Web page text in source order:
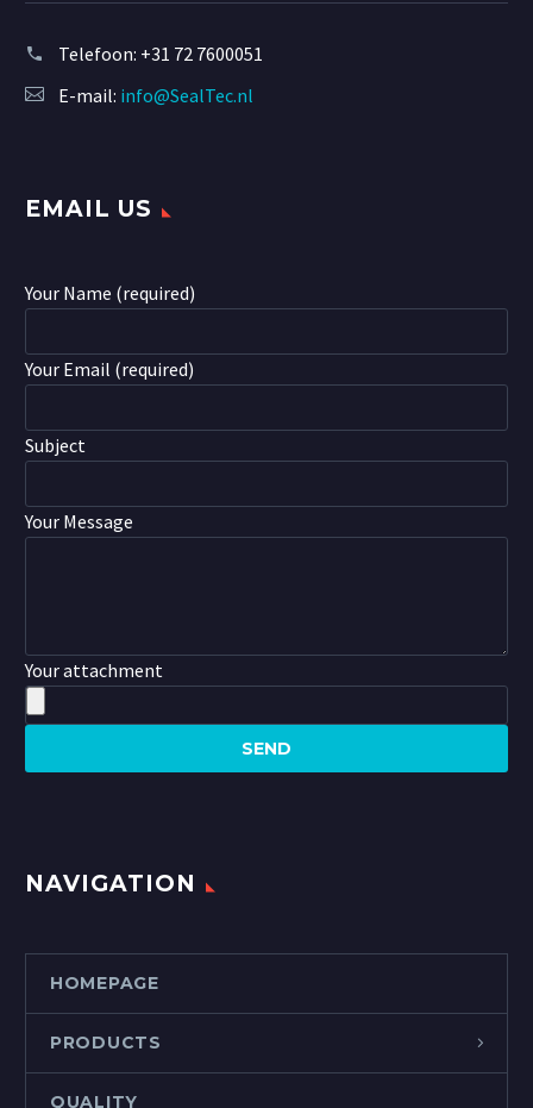
Telefoon: +31 72 7600051
E-mail: info@SealTec.nl
EMAIL US
Your Name (required)
Your Email (required)
Subject
Your Message
Your attachment
NAVIGATION
HOMEPAGE
PRODUCTS
QUALITY